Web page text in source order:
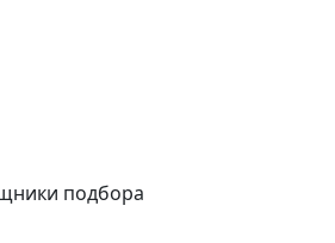
подбора